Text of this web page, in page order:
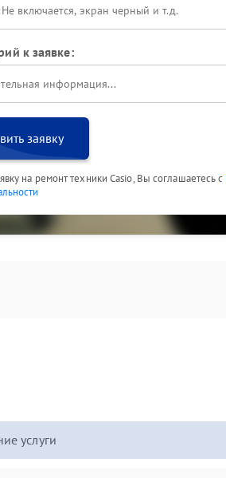
к заявке:
заявку
на ремонт техники Casio, Вы соглашаетесь с
услуги